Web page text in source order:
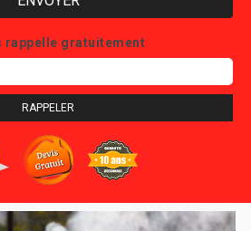
rappelle gratuitement